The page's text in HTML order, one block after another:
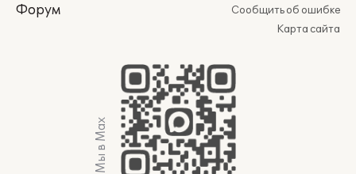
Форум
Сообщить об ошибке
Карта сайта
Мы в Max